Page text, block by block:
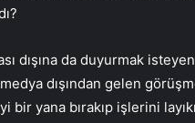
dışına da duyurmak
dışından gelen
yana bırakıp işlerini